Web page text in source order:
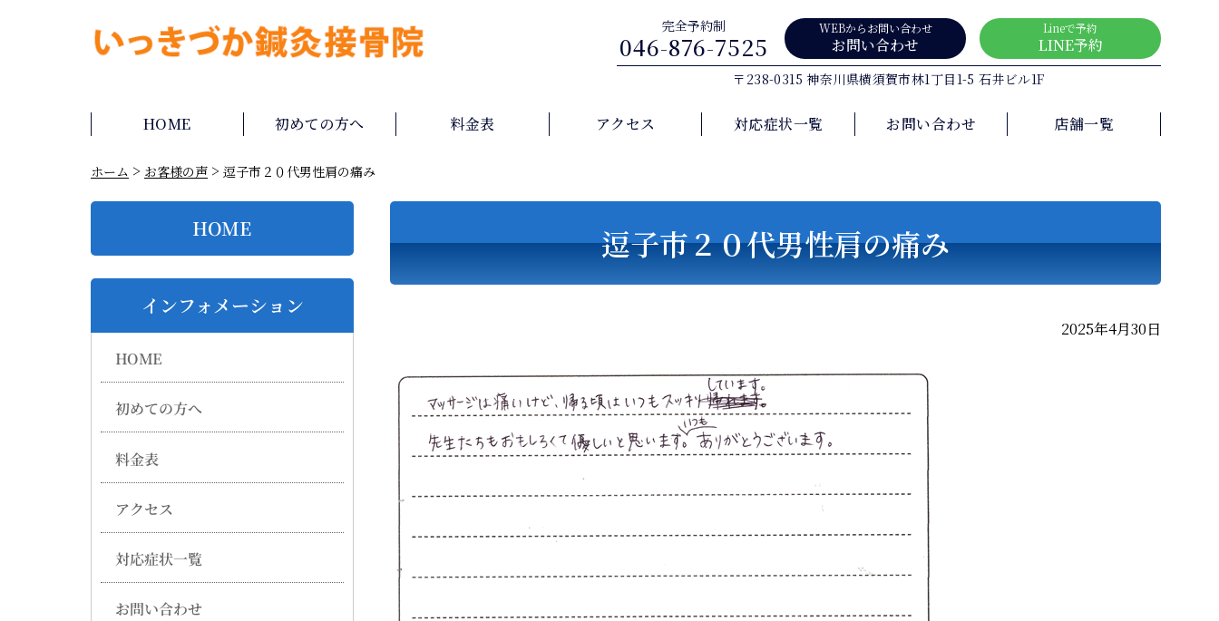
完全予約制
046-876-7525
WEBからお問い合わせ
お問い合わせ
Lineで予約
LINE予約
〒238-0315 神奈川県横須賀市林1丁目1-5 石井ビル1F
HOME 初めての方へ 料金表 アクセス 対応症状一覧 お問い合わせ 店舗一覧
ホーム > お客様の声 > 逗子市２０代男性肩の痛み
逗子市２０代男性肩の痛み
2025年4月30日
HOME
インフォメーション
HOME
初めての方へ
料金表
アクセス
対応症状一覧
お問い合わせ